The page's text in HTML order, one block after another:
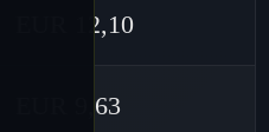
EUR 12,10
EUR 9,63